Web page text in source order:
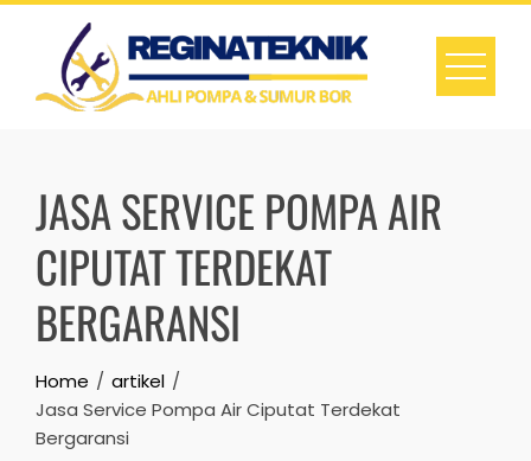
Skip
content
JASA SERVICE POMPA AIR
CIPUTAT TERDEKAT
BERGARANSI
Home
artikel
Jasa Service Pompa Air Ciputat Terdekat
Bergaransi